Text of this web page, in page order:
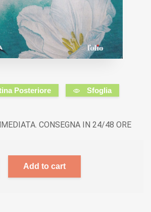
Posteriore Sfoglia
CONSEGNA IN 24/48 ORE
Add to cart